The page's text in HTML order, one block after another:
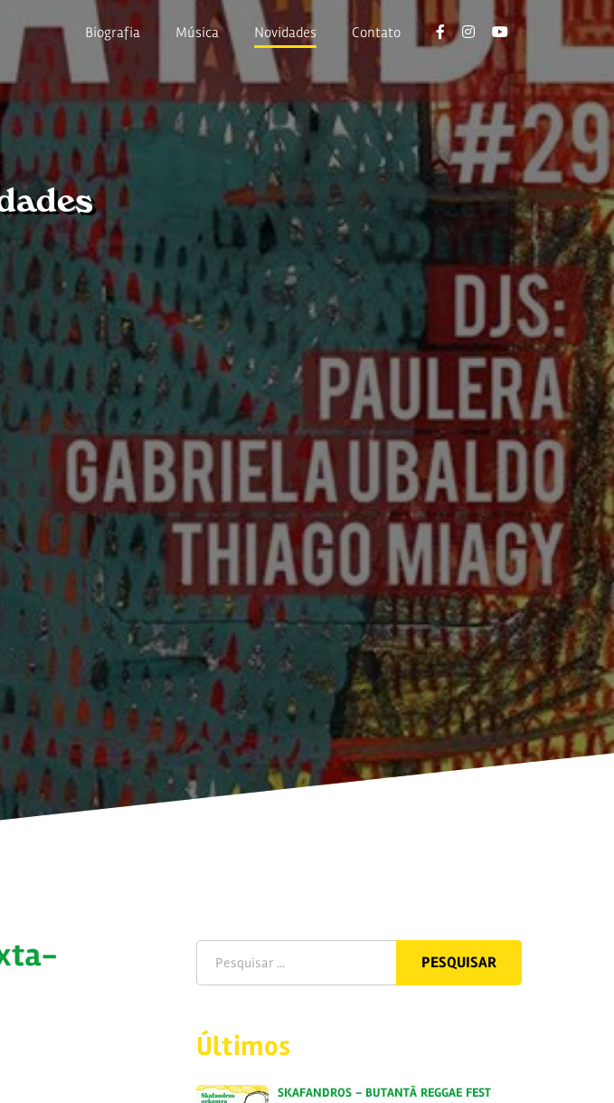
Biografia Música Novidades Contato
Últimos
SKAFANDROS – BUTANTÃ REGGAE FEST